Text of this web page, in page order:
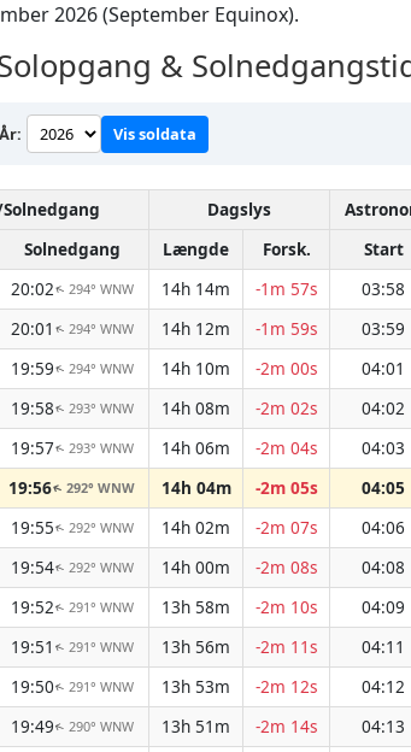
2026 (September Equinox).
&
År: Vis soldata
Dagslys
Solnedgang Længde Forsk. Start
20:02↑ 294° WNW 14h 14m -1m 57s 03:58
20:01 ↑ 294° WNW 14h 12m -1m 59s 03:59
19:59↑ 294° WNW 14h 10m -2m 00s 04:01
19:58↑ 293° WNW 14h 08m -2m 02s 04:02
19:57↑ 293° WNW 14h 06m -2m 04s 04:03
19:56↑292° WNW 14h 04m -2m 05s 04:05
19:55↑ 292° WNW 14h 02m -2m 07s 04:06
19:54↑ 292° WNW 14h 00m -2m 08s 04:08
19:52↑ 291° WNW 13h 58m -2m 10s 04:09
19:51 ↑ 291° WNW 13h 56m -2m 11s 04:11
19:50↑ 291° WNW 13h 53m -2m 12s 04:12
19:49↑ 290° WNW 13h 51m -2m 14s 04:13